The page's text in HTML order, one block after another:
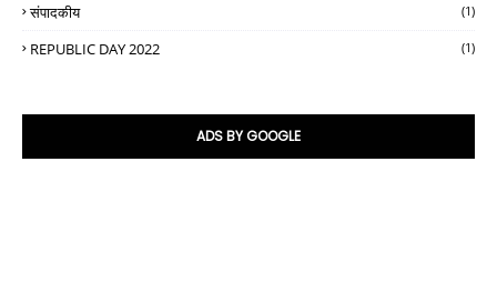
संपादकीय (1)
REPUBLIC DAY 2022 (1)
ADS BY GOOGLE